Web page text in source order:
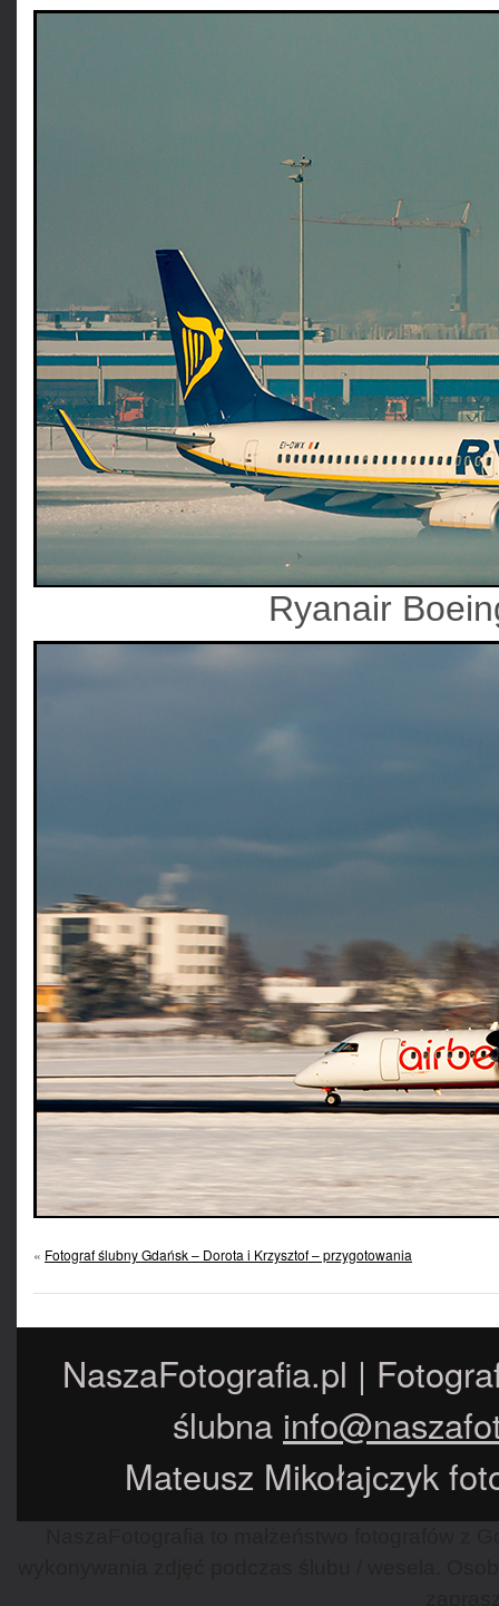
Ryanair
« Fotograf ślubny Gdańsk – Dorota i Krzysztof – przygotowania
NaszaFotografia.pl |
ślubna
Mateusz Mikołajczyk